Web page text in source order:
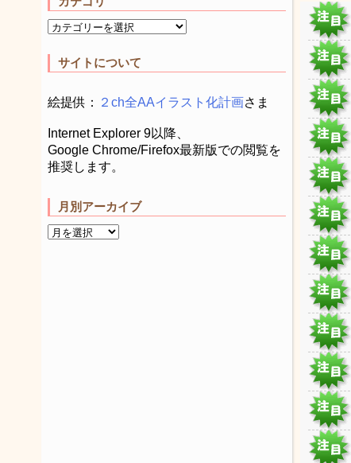
サイトについて
絵提供： ２ch全AAイラスト化計画さま
Internet Explorer 9以降、
Google Chrome/Firefox最新版での閲覧を
推奨します。
月別アーカイブ